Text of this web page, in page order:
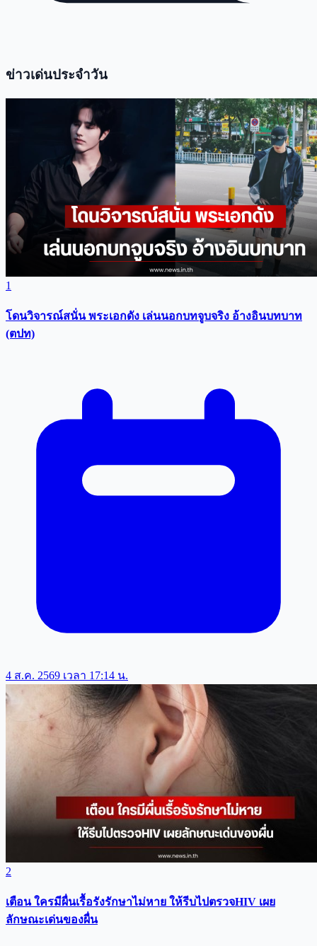
ข่าวเด่นประจำวัน
1
โดนวิจารณ์สนั่น พระเอกดัง เล่นนอกบทจูบจริง อ้างอินบทบาท
(ตปท)
4 ส.ค. 2569 เวลา 17:14 น.
2
เตือน ใครมีผื่นเรื้อรังรักษาไม่หาย ให้รีบไปตรวจHIV เผย
ลักษณะเด่นของผื่น